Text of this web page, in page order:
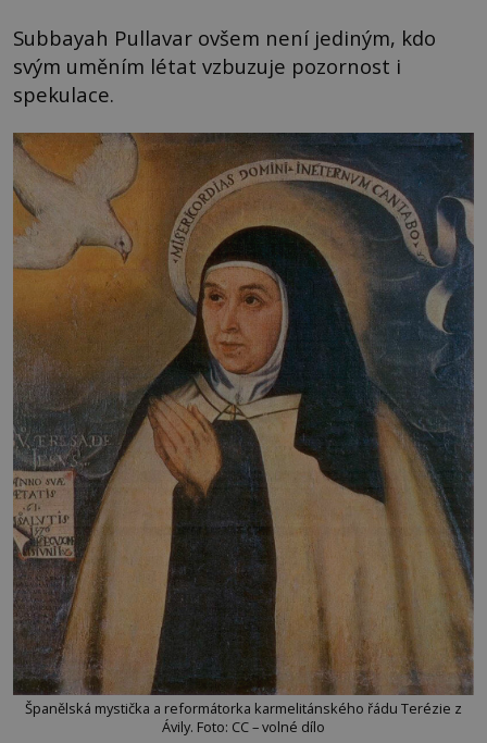
Subbayah Pullavar ovšem není jediným, kdo
svým uměním létat vzbuzuje pozornost i
spekulace.
Španělská mystička a reformátorka karmelitánského řádu Terézie z
Ávily. Foto: CC – volné dílo